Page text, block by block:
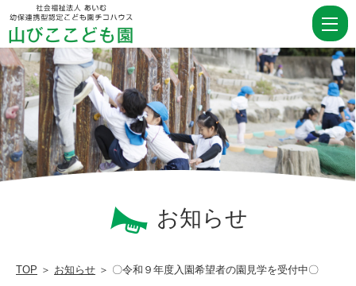
令
和
９
年
度
入
希
者
お知らせ
TOP ＞ お知らせ ＞ 〇令和９年度入園希望者の園見学を受付中〇